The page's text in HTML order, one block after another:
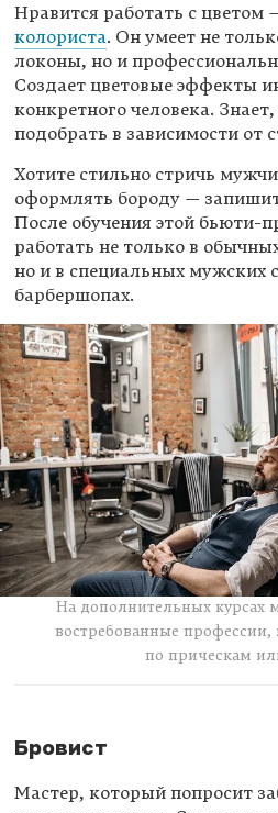
Нравится работать с цветом
колориста. Он умеет не
локоны, но и
Создает цветовые эффекты
конкретного человека.
подобрать в зависимости от
Хотите стильно стричь
оформлять бороду —
После обучения этой бьюти-
работать не только в
но и в специальных мужских
барбершопах.
На дополнительных курсах
востребованные профессии,
по прическам
Бровист
Мастер, который попросит